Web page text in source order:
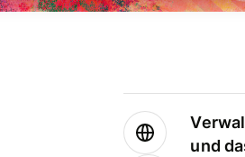
und